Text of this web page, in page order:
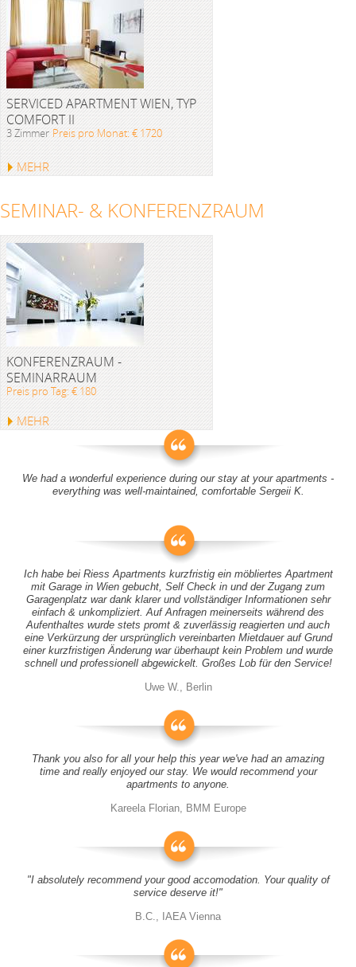
SERVICED APARTMENT WIEN, TYP
COMFORT II
3 Zimmer Preis pro Monat: € 1720
MEHR
SEMINAR- & KONFERENZRAUM
KONFERENZRAUM -
SEMINARRAUM
Preis pro Tag: € 180
MEHR
We had a wonderful experience during our stay at your apartments -
everything was well-maintained, comfortable Sergeii K.
Ich habe bei Riess Apartments kurzfristig ein möbliertes Apartment
mit Garage in Wien gebucht, Self Check in und der Zugang zum
Garagenplatz war dank klarer und vollständiger Informationen sehr
einfach & unkompliziert. Auf Anfragen meinerseits während des
Aufenthaltes wurde stets promt & zuverlässig reagierten und auch
eine Verkürzung der ursprünglich vereinbarten Mietdauer auf Grund
einer kurzfristigen Änderung war überhaupt kein Problem und wurde
schnell und professionell abgewickelt. Großes Lob für den Service!
Uwe W., Berlin
Thank you also for all your help this year we've had an amazing
time and really enjoyed our stay. We would recommend your
apartments to anyone.
Kareela Florian, BMM Europe
"I absolutely recommend your good accomodation. Your quality of
service deserve it!"
B.C., IAEA Vienna